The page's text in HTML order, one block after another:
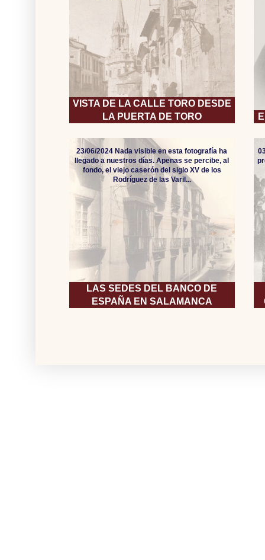
VISTA DE LA CALLE TORO DESDE
LA PUERTA DE TORO
LAS SEDES DEL BANCO DE
ESPAÑA EN SALAMANCA
23/06/2024 Nada visible en esta fotografía ha
llegado a nuestros días. Apenas se percibe, al
fondo, el viejo caserón del siglo XV de los
Rodríguez de las Varil...